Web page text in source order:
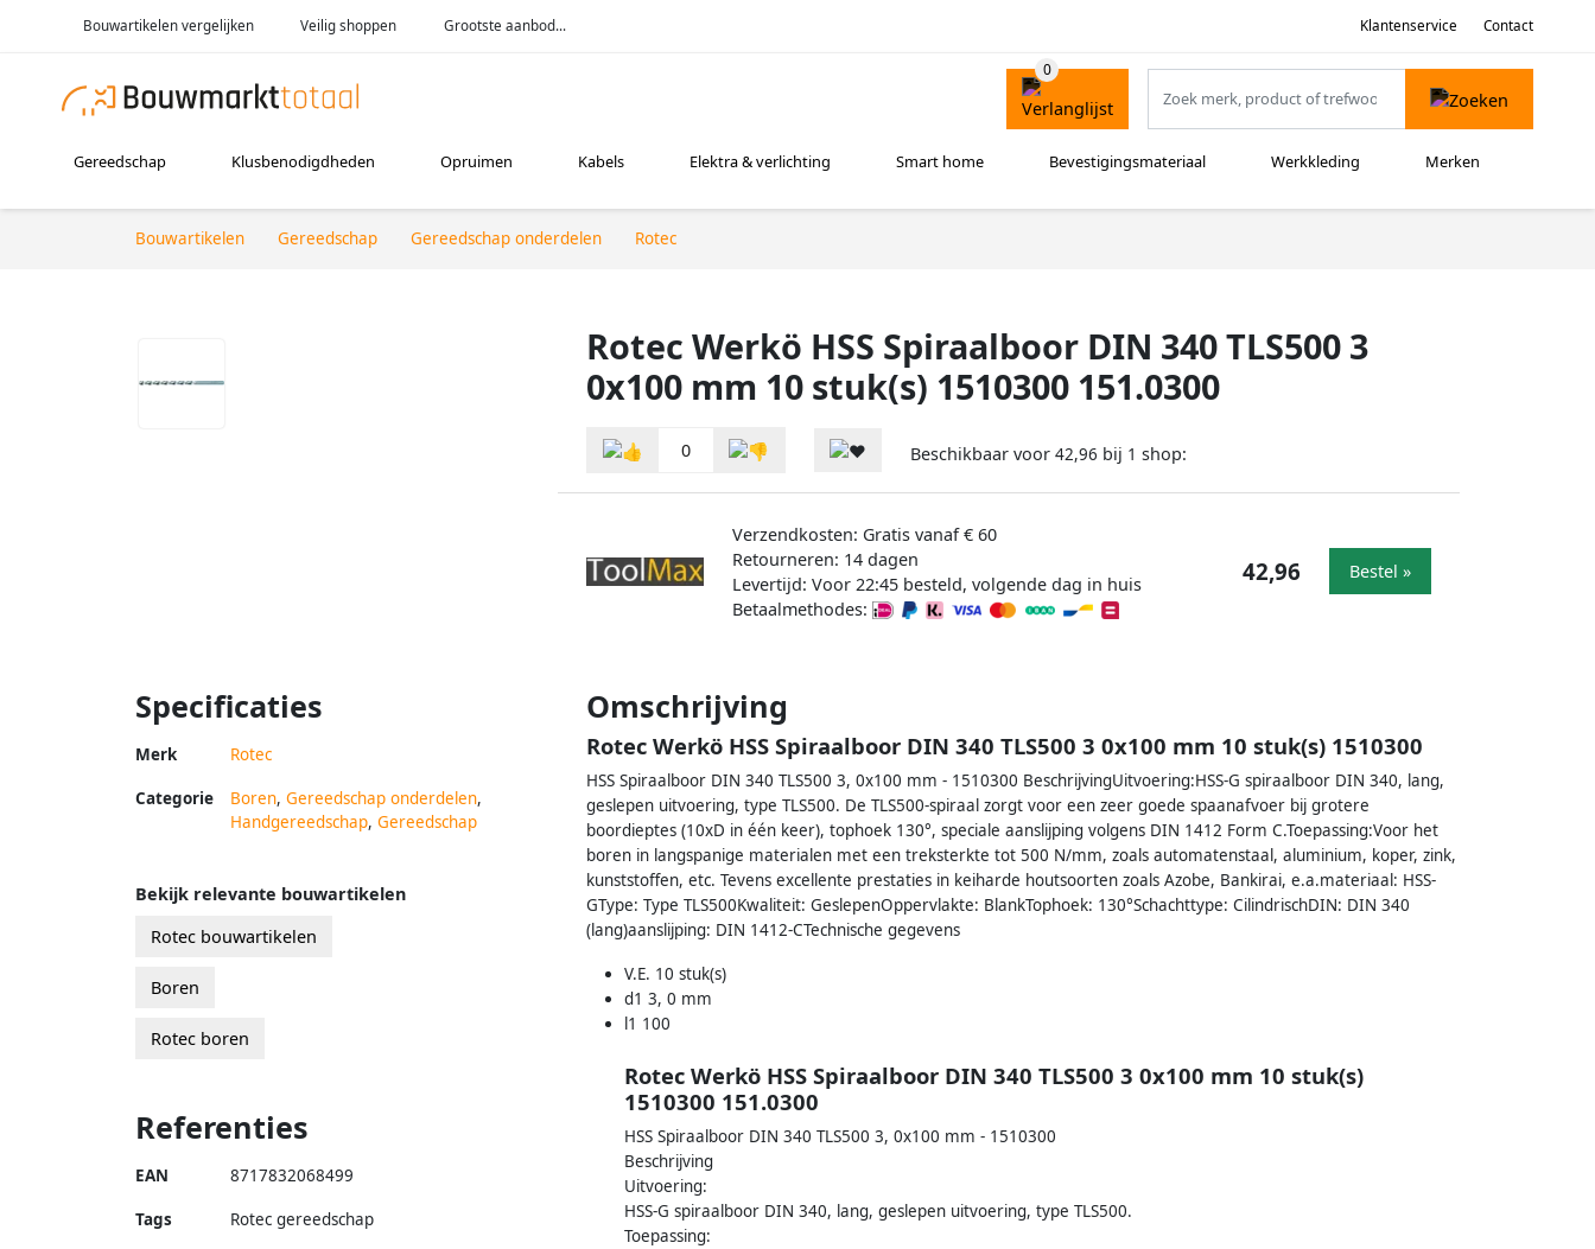
Bouwartikelen vergelijken Veilig shoppen Grootste aanbod... Klantenservice Contact
Gereedschap Klusbenodigdheden Opruimen Kabels Elektra & verlichting Smart home Bevestigingsmateriaal Werkkleding Merken
Bouwartikelen Gereedschap Gereedschap onderdelen Rotec
Rotec Werkö HSS Spiraalboor DIN 340 TLS500 3
0x100 mm 10 stuk(s) 1510300 151.0300
0 Beschikbaar voor 42,96 bij 1 shop:
Verzendkosten: Gratis vanaf € 60
Retourneren: 14 dagen
Levertijd: Voor 22:45 besteld, volgende dag in huis
Betaalmethodes:
42,96 Bestel »
Specificaties
Merk Rotec
Categorie Boren, Gereedschap onderdelen,
Handgereedschap, Gereedschap
Omschrijving
Rotec Werkö HSS Spiraalboor DIN 340 TLS500 3 0x100 mm 10 stuk(s) 1510300
HSS Spiraalboor DIN 340 TLS500 3, 0x100 mm - 1510300 BeschrijvingUitvoering:HSS-G spiraalboor DIN 340, lang,
geslepen uitvoering, type TLS500. De TLS500-spiraal zorgt voor een zeer goede spaanafvoer bij grotere
boordieptes (10xD in één keer), tophoek 130°, speciale aanslijping volgens DIN 1412 Form C.Toepassing:Voor het
boren in langspanige materialen met een treksterkte tot 500 N/mm, zoals automatenstaal, aluminium, koper, zink,
kunststoffen, etc. Tevens excellente prestaties in keiharde houtsoorten zoals Azobe, Bankirai, e.a.materiaal: HSS-
GType: Type TLS500Kwaliteit: GeslepenOppervlakte: BlankTophoek: 130°Schachttype: CilindrischDIN: DIN 340
(lang)aanslijping: DIN 1412-CTechnische gegevens
V.E. 10 stuk(s)
d1 3, 0 mm
l1 100
Rotec Werkö HSS Spiraalboor DIN 340 TLS500 3 0x100 mm 10 stuk(s)
1510300 151.0300
HSS Spiraalboor DIN 340 TLS500 3, 0x100 mm - 1510300
Beschrijving
Uitvoering:
HSS-G spiraalboor DIN 340, lang, geslepen uitvoering, type TLS500.
Toepassing:
Bekijk relevante bouwartikelen
Rotec bouwartikelen
Boren
Rotec boren
Referenties
EAN 8717832068499
Tags
Rotec gereedschap